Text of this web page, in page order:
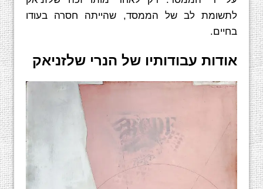
לתשומת לב של הממסד, שהייתה חסרה בעודו
בחיים.
אודות עבודותיו של הנרי שלזניאק